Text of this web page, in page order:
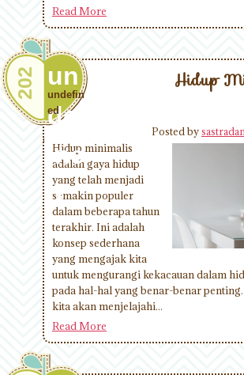
Read More
Hidup
202
un
def
ine
d
undefin
ed
Posted by
Hidup minimalis
adalah gaya hidup
yang telah menjadi
semakin populer
dalam beberapa tahun
terakhir. Ini adalah
konsep sederhana
yang mengajak kita
untuk mengurangi kekacauan dalam
pada hal-hal yang benar-benar
kita akan menjelajahi...
Read More